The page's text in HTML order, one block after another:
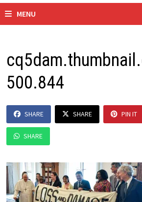
MENU
500.844
SHARE SHARE PIN IT
SHARE